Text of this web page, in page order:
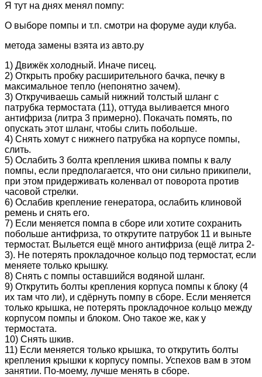
Я тут на днях менял помпу:
О выборе помпы и т.п. смотри на форуме ауди клуба.
метода замены взята из авто.ру
1) Движёк холодный. Иначе писец.
2) Открыть пробку расширительного бачка, печку в
максимальное тепло (непонятно зачем).
3) Откручиваешь самый нижний толстый шланг с
патрубка термостата (11), оттуда выливается много
антифриза (литра 3 примерно). Покачать помять, по
опускать этот шланг, чтобы слить побольше.
4) Снять хомут с нижнего патрубка на корпусе помпы,
слить.
5) Ослабить 3 болта крепления шкива помпы к валу
помпы, если предполагается, что они сильно прикипели,
при этом придерживать коленвал от поворота против
часовой стрелки.
6) Ослабив крепление генератора, ослабить клиновой
ремень и снять его.
7) Если меняется помпа в сборе или хотите сохранить
побольше антифриза, то открутите патрубок 11 и выньте
термостат. Выльется ещё много антифриза (ещё литра 2-
3). Не потерять прокладочное кольцо под термостат, если
меняете только крышку.
8) Снять с помпы оставшийся водяной шланг.
9) Открутить болты крепления корпуса помпы к блоку (4
их там что ли), и сдёрнуть помпу в сборе. Если меняется
только крышка, не потерять прокладочное кольцо между
корпусом помпы и блоком. Оно такое же, как у
термостата.
10) Снять шкив.
11) Если меняется только крышка, то открутить болты
крепления крышки к корпусу помпы. Успехов вам в этом
занятии. По-моему, лучше менять в сборе.